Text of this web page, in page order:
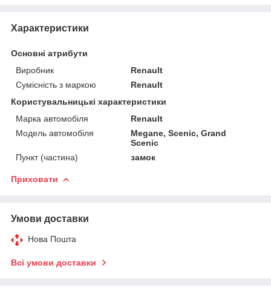
Характеристики
Основні атрибути
Виробник
Renault
Сумісність з маркою
Renault
Користувальницькі характеристики
Марка автомобіля
Renault
Модель автомобіля
Megane, Scenic, Grand
Scenic
Пункт (частина)
замок
Приховати
Умови доставки
Нова Пошта
Всі умови доставки